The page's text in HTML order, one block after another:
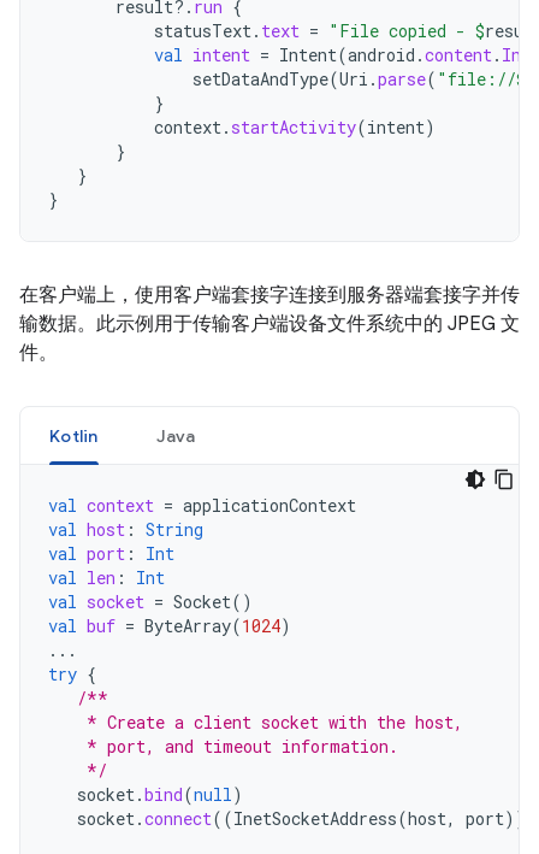
result?. run {
statusText. text = "File copied - $
val intent = Intent(android .content.
setDataAndType(Uri .parse( "file://$
}
context. startActivity(intent)
}
}
}
在客户端上，使用客户端套接字连接到服务器端套接字并传
输数据。此示例用于传输客户端设备文件系统中的 JPEG 文
件。
Kotlin Java
val context = applicationContext
val host : String
val port :
Int
val len :
Int
val socket = Socket()
val buf = ByteArray(1024)
...
try {
/**
    * Create a client socket with the host,
    * port, and timeout information.
    */
socket.bind(null)
socket.connect((InetSocketAddress(host, port)),